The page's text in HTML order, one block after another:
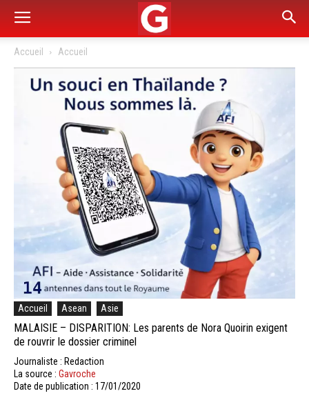
Accueil Accueil
Accueil Asean Asie
MALAISIE – DISPARITION: Les parents de Nora Quoirin exigent
de rouvrir le dossier criminel
Journaliste : Redaction
La source : Gavroche
Date de publication : 17/01/2020